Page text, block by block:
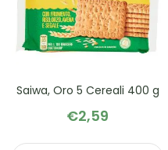
Saiwa, Oro 5 Cereali 400 g
€2,59